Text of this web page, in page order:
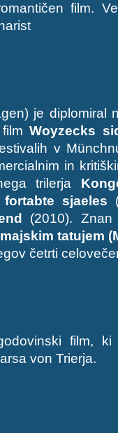
film.
je diplomiral
Woyzecks
v
in
trilerja
fortabte sjaeles
(2010).
tatujem
četrti
film,
von Trierja.